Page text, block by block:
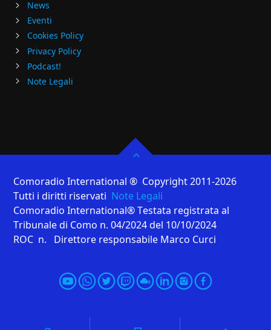
News
Eventi
Cookies Policy
Privacy Policy
Podcast!
Note Legali
Comoradio International ® Copyright 2011-2026
Tutti i diritti riservati Note Legali
Comoradio International® Testata registrata al
Tribunale di Como n. 04/2024 del 10/10/2024
ROC n. Direttore responsabile Marco Curci